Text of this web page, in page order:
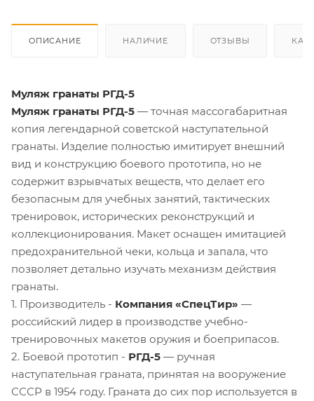
ОПИСАНИЕ НАЛИЧИЕ ОТЗЫВЫ КАК
Муляж гранаты РГД-5
Муляж гранаты РГД-5 — точная массогабаритная
копия легендарной советской наступательной
гранаты. Изделие полностью имитирует внешний
вид и конструкцию боевого прототипа, но не
содержит взрывчатых веществ, что делает его
безопасным для учебных занятий, тактических
тренировок, исторических реконструкций и
коллекционирования. Макет оснащен имитацией
предохранительной чеки, кольца и запала, что
позволяет детально изучать механизм действия
гранаты.
1. Производитель - Компания «СпецТир» —
российский лидер в производстве учебно-
тренировочных макетов оружия и боеприпасов.
2. Боевой прототип - РГД-5 — ручная
наступательная граната, принятая на вооружение
СССР в 1954 году. Граната до сих пор используется в